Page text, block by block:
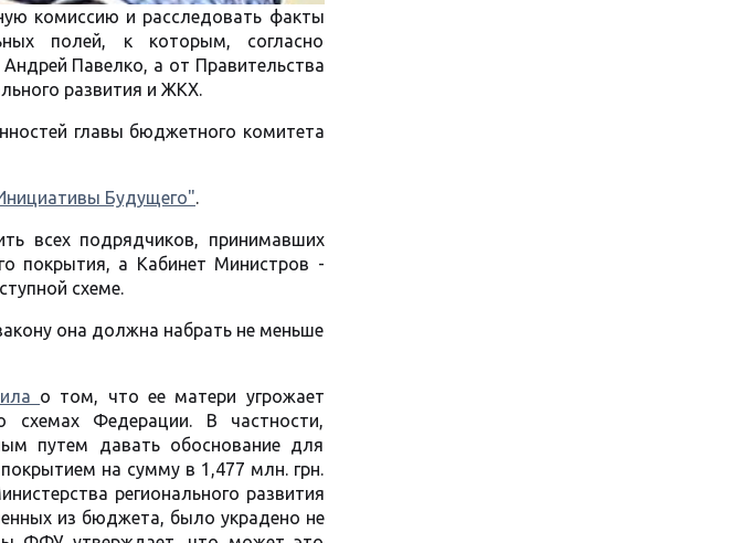
комиссию и расследовать факты
полей, к которым, согласно
Павелко, а от Правительства
развития и ЖКХ.
главы бюджетного комитета
Будущего".
всех подрядчиков, принимавших
покрытия, а Кабинет Министров -
схеме.
она должна набрать не меньше
о том, что ее матери угрожает
Федерации. В частности,
путем давать обоснование для
на сумму в 1,477 млн. грн.
регионального развития
из бюджета, было украдено не